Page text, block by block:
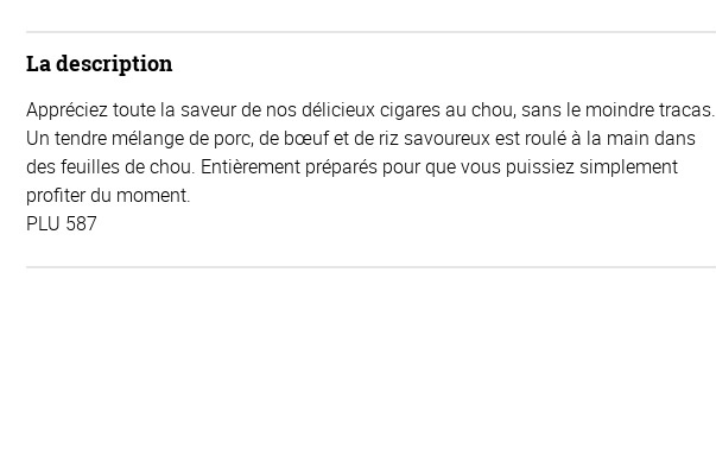
La description
Appréciez toute la saveur de nos délicieux cigares au chou, sans le moindre tracas.
Un tendre mélange de porc, de bœuf et de riz savoureux est roulé à la main dans
des feuilles de chou. Entièrement préparés pour que vous puissiez simplement
profiter du moment.
PLU 587